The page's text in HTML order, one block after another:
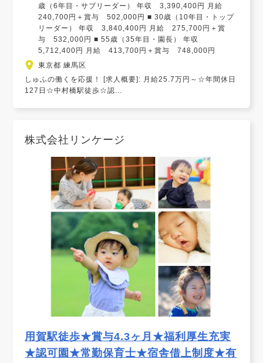
歳（6年目・サブリーダー） 年収 3,390,400円 月給
240,700円＋賞与 502,000円 ■ 30歳（10年目・トップ
リーダー） 年収 3,840,400円 月給 275,700円＋賞
与 532,000円 ■ 55歳（35年目・園長） 年収
5,712,400円 月給 413,700円＋賞与 748,000円
東京都 練馬区
しゅふの働くを応援！ [求人概要]: 月給25.7万円～☆年間休日
127日☆中村橋駅徒歩☆認...
株式会社リンケージ
用賀駅徒歩★賞与4.3ヶ月★福利厚生充実
★認可園★常勤保育士★宿舎借上制度★有